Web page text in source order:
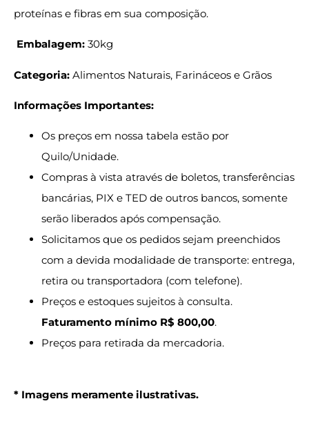
proteínas e fibras em sua composição.
Embalagem: 30kg
Categoria: Alimentos Naturais, Farináceos e Grãos
Informações Importantes:
Os preços em nossa tabela estão por
Quilo/Unidade.
Compras à vista através de boletos, transferências
bancárias, PIX e TED de outros bancos, somente
serão liberados após compensação.
Solicitamos que os pedidos sejam preenchidos
com a devida modalidade de transporte: entrega,
retira ou transportadora (com telefone).
Preços e estoques sujeitos à consulta.
Faturamento mínimo R$ 800,00.
Preços para retirada da mercadoria.
* Imagens meramente ilustrativas.